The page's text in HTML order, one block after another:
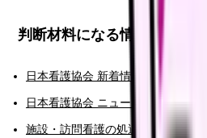
判断材料になる情報
日本看護協会 新着情報
日本看護協会 ニュースリリース
施設・訪問看護の処遇改善記事